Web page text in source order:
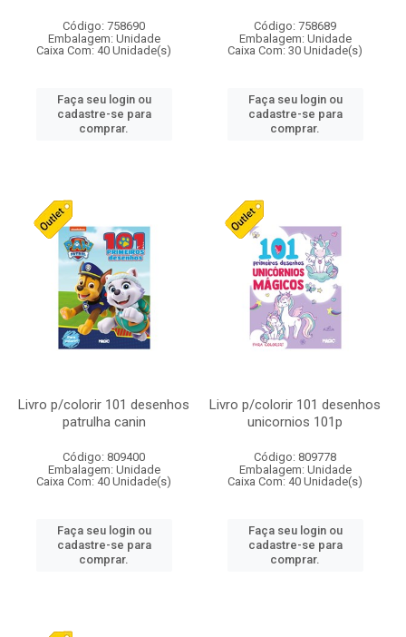
Código: 758690
Embalagem: Unidade
Caixa Com: 40 Unidade(s)
Faça seu login ou
cadastre-se para
comprar.
Código: 758689
Embalagem: Unidade
Caixa Com: 30 Unidade(s)
Faça seu login ou
cadastre-se para
comprar.
Livro p/colorir 101 desenhos
patrulha canin
Código: 809400
Embalagem: Unidade
Caixa Com: 40 Unidade(s)
Faça seu login ou
cadastre-se para
comprar.
Livro p/colorir 101 desenhos
unicornios 101p
Código: 809778
Embalagem: Unidade
Caixa Com: 40 Unidade(s)
Faça seu login ou
cadastre-se para
comprar.